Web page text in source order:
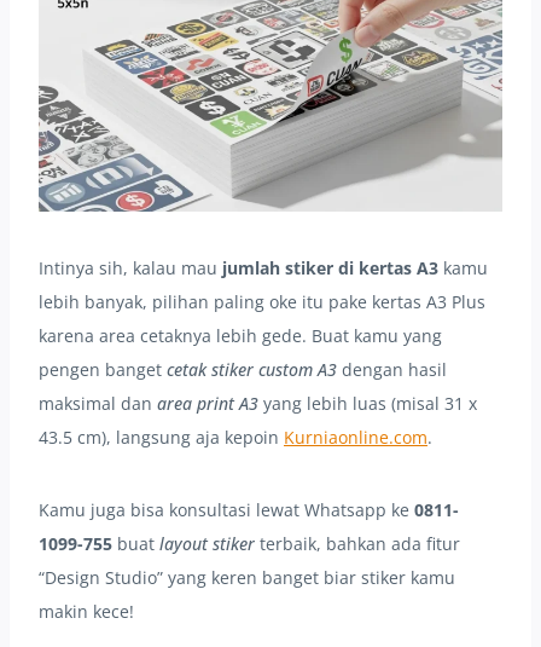
Intinya sih, kalau mau jumlah stiker di kertas A3 kamu
lebih banyak, pilihan paling oke itu pake kertas A3 Plus
karena area cetaknya lebih gede. Buat kamu yang
pengen banget cetak stiker custom A3 dengan hasil
maksimal dan area print A3 yang lebih luas (misal 31 x
43.5 cm), langsung aja kepoin Kurniaonline.com.
Kamu juga bisa konsultasi lewat Whatsapp ke 0811-
1099-755 buat layout stiker terbaik, bahkan ada fitur
“Design Studio” yang keren banget biar stiker kamu
makin kece!